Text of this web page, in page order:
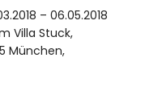
– 06.05.2018
Villa Stuck,
München,